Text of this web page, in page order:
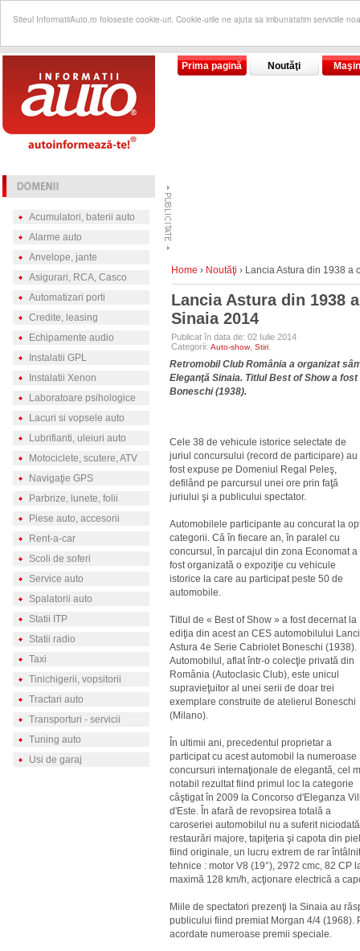
Siteul InformatiiAuto.ro foloseste cookie-uri. Cookie-urile ne ajuta sa imbunatatim serviciile
Prima pagină Noutăţi
Acumulatori, baterii auto
Alarme auto
Anvelope, jante
Asigurari, RCA, Casco
Automatizari porti
Credite, leasing
Echipamente audio
Instalatii GPL
Instalatii Xenon
Laboratoare psihologice
Lacuri si vopsele auto
Lubrifianti, uleiuri auto
Motociclete, scutere, ATV
Navigaţie GPS
Parbrize, lunete, folii
Piese auto, accesorii
Rent-a-car
Scoli de soferi
Service auto
Spalatorii auto
Statii ITP
Statii radio
Taxi
Tinichigerii, vopsitorii
Tractari auto
Transporturi - servicii
Tuning auto
Usi de garaj
Home › Noutăţi › Lancia Astura din 1938 a
Lancia Astura din 1938
Sinaia 2014
Publicat în data de: 02 Iulie 2014
Categorii: Auto-show, Stiri
Retromobil Club România a organizat
Eleganţă Sinaia. Titlul Best of Show a
Boneschi (1938).
Cele 38 de vehicule istorice selectate de
juriul concursului (record de participare) au
fost expuse pe Domeniul Regal Peleş,
defilând pe parcursul unei ore prin faţă
juriului şi a publicului spectator.
Automobilele participante au concurat la
categorii. Că în fiecare an, în paralel cu
concursul, în parcajul din zona Economat a
fost organizată o expoziţie cu vehicule
istorice la care au participat peste 50 de
automobile.
Titlul de « Best of Show » a fost decernat la
ediţia din acest an CES automobilului
Astura 4e Serie Cabriolet Boneschi (1938).
Automobilul, aflat într-o colecţie privată din
România (Autoclasic Club), este unicul
supravieţuitor al unei serii de doar trei
exemplare construite de atelierul Boneschi
(Milano).
În ultimii ani, precedentul proprietar a
participat cu acest automobil la numeroase
concursuri internaţionale de elegantă, cel
notabil rezultat fiind primul loc la categorie
câştigat în 2009 la Concorso d'Eleganza
d'Este. În afară de revopsirea totală a
caroseriei automobilul nu a suferit niciodată
restaurări majore, tapiţeria şi capota din
fiind originale, un lucru extrem de rar
tehnice : motor V8 (19°), 2972 cmc, 82 CP
maximă 128 km/h, acţionare electrică a
Miile de spectatori prezenţi la Sinaia au
publicului fiind premiat Morgan 4/4 (1968).
acordate numeroase premii speciale.